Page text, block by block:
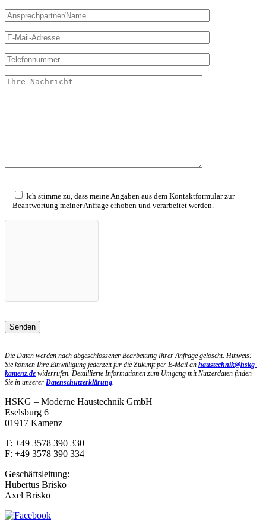
Ich stimme zu, dass meine Angaben aus dem Kontaktformular zur
Beantwortung meiner Anfrage erhoben und verarbeitet werden.
Die Daten werden nach abgeschlossener Bearbeitung Ihrer Anfrage gelöscht. Hinweis:
Sie können Ihre Einwilligung jederzeit für die Zukunft per E-Mail an haustechnik@hskg-
kamenz.de widerrufen. Detaillierte Informationen zum Umgang mit Nutzerdaten finden
Sie in unserer Datenschutzerklärung.
HSKG – Moderne Haustechnik GmbH
Eselsburg 6
01917 Kamenz
T: +49 3578 390 330
F: +49 3578 390 334
Geschäftsleitung:
Hubertus Brisko
Axel Brisko